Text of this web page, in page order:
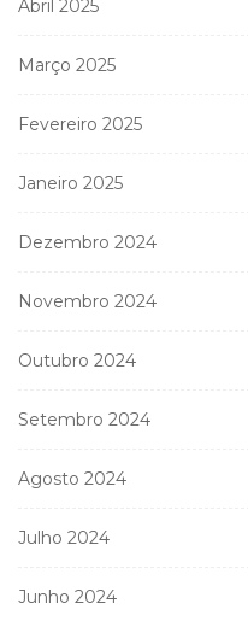
Abril 2025
Março 2025
Fevereiro 2025
Janeiro 2025
Dezembro 2024
Novembro 2024
Outubro 2024
Setembro 2024
Agosto 2024
Julho 2024
Junho 2024